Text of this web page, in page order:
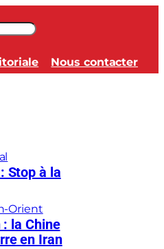
Nous contacter
Stop à la
Orient
la Chine
en Iran